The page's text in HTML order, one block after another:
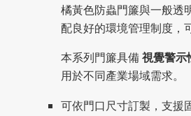
橘黃色防蟲門簾與一般透
配良好的環境管理制度，
本系列門簾具備視覺警示
用於不同產業場域需求。
可依門口尺寸訂製，支援